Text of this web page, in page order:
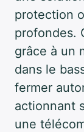
protection
profondes.
grâce à un
dans le
fermer
actionnant
une